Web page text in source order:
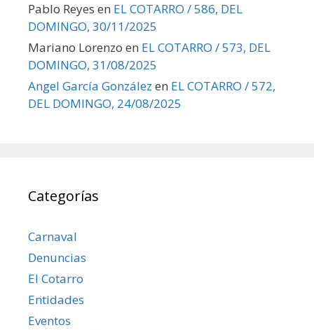
Pablo Reyes en EL COTARRO / 586, DEL
DOMINGO, 30/11/2025
Mariano Lorenzo en EL COTARRO / 573, DEL
DOMINGO, 31/08/2025
Angel García González en EL COTARRO / 572,
DEL DOMINGO, 24/08/2025
Categorías
Carnaval
Denuncias
El Cotarro
Entidades
Eventos